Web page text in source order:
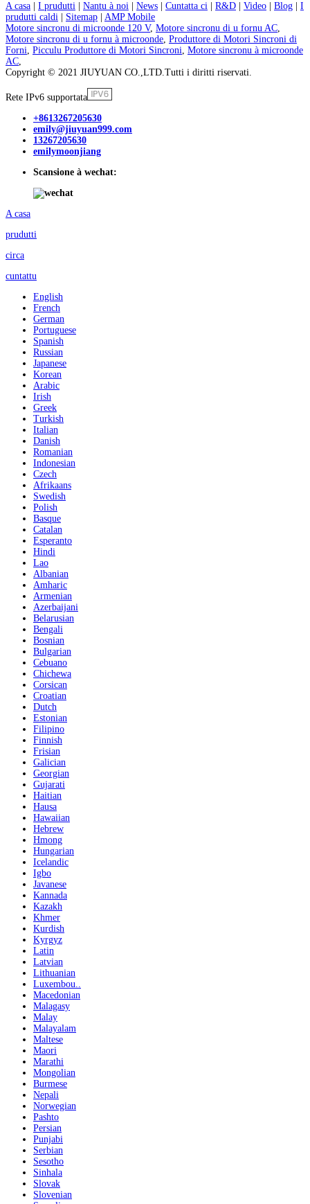
A casa
I prudutti Nantu à noi News Cuntatta ci R&D Video Blog
I
prudutti caldi
Sitemap
AMP Mobile
Motore sincronu di microonde 120 V, Motore sincronu di u fornu AC,
Motore sincronu di u fornu à microonde, Produttore di Motori Sincroni di
Forni, Picculu Produttore di Motori Sincroni, Motore sincronu à microonde
AC,
Copyright © 2021 JIUYUAN CO.,LTD.Tutti i diritti riservati.
Rete IPv6 supportata
+8613267205630
emily@jiuyuan999.com
13267205630
emilymoonjiang
Scansione à wechat:
A casa
prudutti
circa
cuntattu
English
French
German
Portuguese
Spanish
Russian
Japanese
Korean
Arabic
Irish
Greek
Turkish
Italian
Danish
Romanian
Indonesian
Czech
Afrikaans
Swedish
Polish
Basque
Catalan
Esperanto
Hindi
Lao
Albanian
Amharic
Armenian
Azerbaijani
Belarusian
Bengali
Bosnian
Bulgarian
Cebuano
Chichewa
Corsican
Croatian
Dutch
Estonian
Filipino
Finnish
Frisian
Galician
Georgian
Gujarati
Haitian
Hausa
Hawaiian
Hebrew
Hmong
Hungarian
Icelandic
Igbo
Javanese
Kannada
Kazakh
Khmer
Kurdish
Kyrgyz
Latin
Latvian
Lithuanian
Luxembou..
Macedonian
Malagasy
Malay
Malayalam
Maltese
Maori
Marathi
Mongolian
Burmese
Nepali
Norwegian
Pashto
Persian
Punjabi
Serbian
Sesotho
Sinhala
Slovak
Slovenian